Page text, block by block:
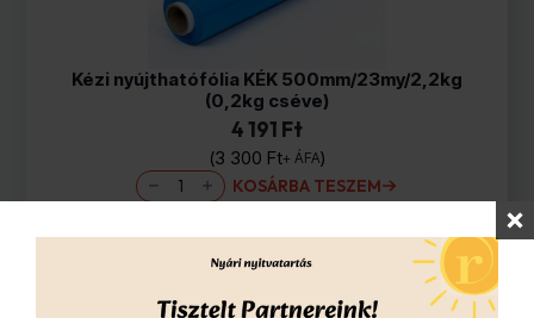
Kézi nyújthatófólia KÉK 500mm/23my/2,2kg
(0,2kg cséve)
4 191 Ft
3 300 Ft+ ÁFA
Kézi
nyújthatófólia
(0,2kg
KOSÁRBA TESZEM